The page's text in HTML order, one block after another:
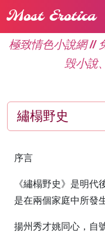
Most Erotica
極致情色小說網 //
毁小說
繡榻野史
序言
《繡榻野史》是明代
是在兩個家庭中所發
揚州秀才姚同心，自